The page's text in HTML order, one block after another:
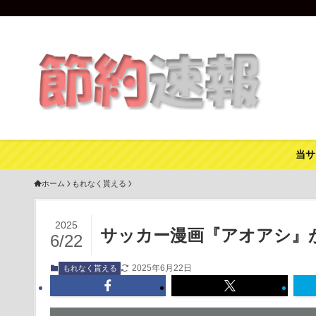
当
ホーム もれなく貰える
サッカー漫画『アオアシ』
2025
6/22
もれなく貰える 2025年6月22日